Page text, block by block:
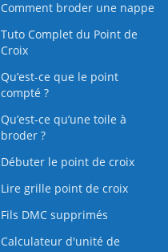
Comment broder une nappe
Tuto Complet du Point de
Croix
Qu’est-ce que le point
compté ?
Qu’est‑ce qu’une toile à
broder ?
Débuter le point de croix
Lire grille point de croix
Fils DMC supprimés
Calculateur d'unité de